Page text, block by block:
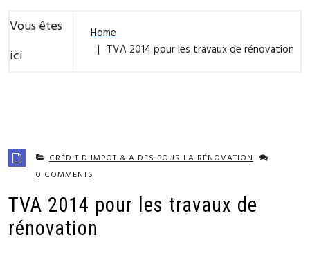
Vous êtes
ici
Home
TVA 2014 pour les travaux de rénovation
CRÉDIT D'IMPOT & AIDES POUR LA RÉNOVATION
0 COMMENTS
TVA 2014 pour les travaux de
rénovation